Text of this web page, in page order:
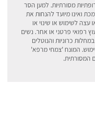
מסורתיות. למען הסר
ואינו מיועד להנחות את
לשימוש או שינוי או
רפואי פרטני או אחר. נשים
כרוניות והנוטלים
המונח 'צמחי מרפא'
המסורתית.